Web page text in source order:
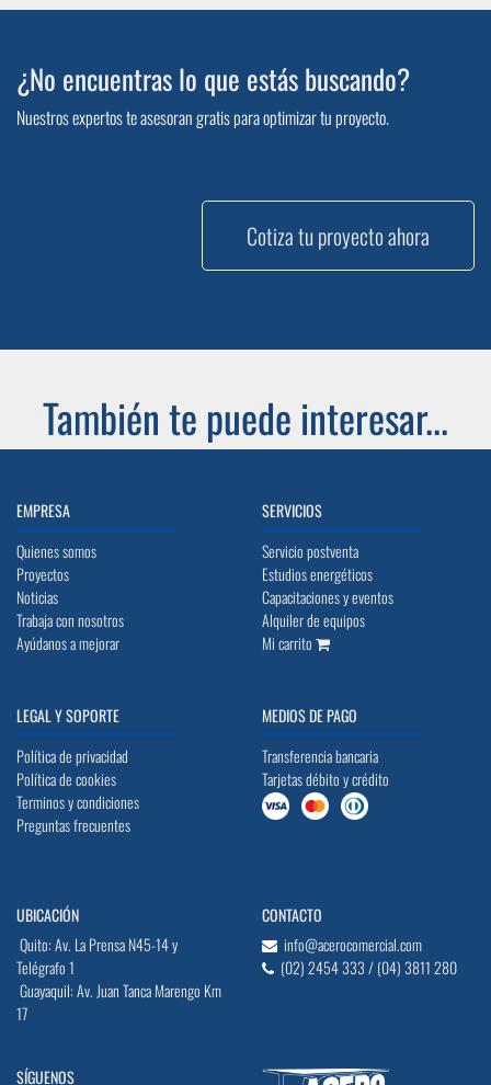
¿No encuentras lo que estás buscando?
Nuestros expertos te asesoran gratis para optimizar tu proyecto.
Cotiza tu proyecto ahora
También te puede interesar...
EMPRESA
Quienes somos
Proyectos
Noticias
Trabaja con nosotros
Ayúdanos a mejorar
SERVICIOS
Servicio postventa
Estudios energéticos
Capacitaciones y eventos
Alquiler de equipos
Mi carrito
LEGAL Y SOPORTE
Política de privacidad
Política de cookies
Terminos y condiciones
Preguntas frecuentes
MEDIOS DE PAGO
Transferencia bancaria
Tarjetas débito y crédito
UBICACIÓN
Quito: Av. La Prensa N45-14 y
Telégrafo 1
Guayaquil: Av. Juan Tanca Marengo Km
17
CONTACTO
info@acerocomercial.com
(02) 2454 333 / (04) 3811 280
SÍGUENOS